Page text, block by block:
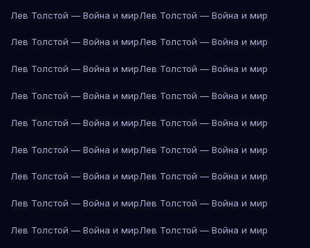
Лев Толстой — Война и мирЛев Толстой — Война и мир
Лев Толстой — Война и мирЛев Толстой — Война и мир
Лев Толстой — Война и мирЛев Толстой — Война и мир
Лев Толстой — Война и мирЛев Толстой — Война и мир
Лев Толстой — Война и мирЛев Толстой — Война и мир
Лев Толстой — Война и мирЛев Толстой — Война и мир
Лев Толстой — Война и мирЛев Толстой — Война и мир
Лев Толстой — Война и мирЛев Толстой — Война и мир
Лев Толстой — Война и мирЛев Толстой — Война и мир